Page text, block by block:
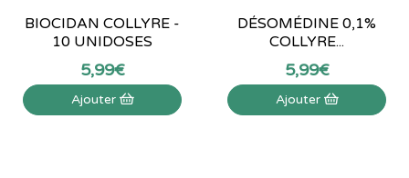
BIOCIDAN COLLYRE -
10 UNIDOSES
5,99€
Ajouter
DÉSOMÉDINE 0,1%
COLLYRE...
5,99€
Ajouter